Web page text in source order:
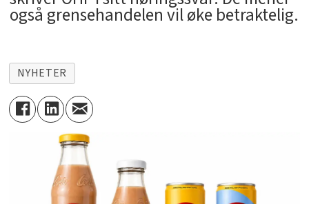
også grensehandelen vil øke betraktelig.
NYHETER